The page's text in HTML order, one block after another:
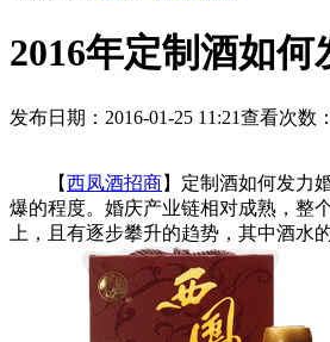
2016年定制酒如何
发布日期：2016-01-25 11:21查看次数：
【西凤酒招商】定制酒如何发力
爆的程度。婚庆产业链相对成熟，整
上，且有逐步攀升的趋势，其中酒水